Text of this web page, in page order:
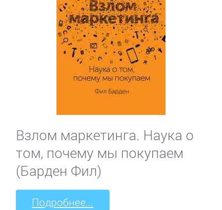
Взлом маркетинга. Наука о
том, почему мы покупаем
(Барден Фил)
Подробнее...